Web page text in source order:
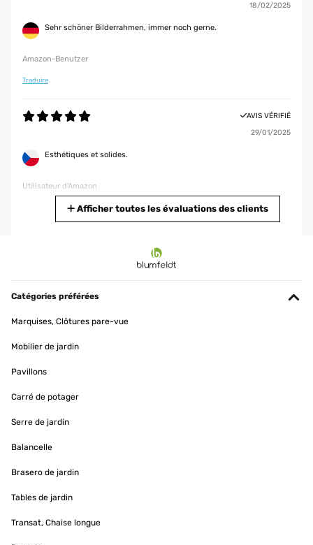
18/02/2025
Sehr schöner Bilderrahmen, immer noch gerne.
Amazon-Benutzer
Traduire
AVIS VÉRIFIÉ
29/01/2025
Esthétiques et solides.
Utilisateur d'Amazon
Afficher toutes les évaluations des clients
Catégories préférées
Marquises, Clôtures pare-vue
Mobilier de jardin
Pavillons
Carré de potager
Serre de jardin
Balancelle
Brasero de jardin
Tables de jardin
Transat, Chaise longue